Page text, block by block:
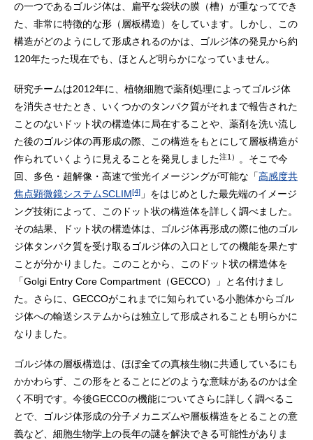
の一つであるゴルジ体は、扁平な袋状の膜（槽）が重なってでき
た、非常に特徴的な形（層板構造）をしています。しかし、この
構造がどのようにして形成されるのかは、ゴルジ体の発見から約
120年たった現在でも、ほとんど明らかになっていません。
研究チームは2012年に、植物細胞で薬剤処理によってゴルジ体
を消失させたとき、いくつかのタンパク質がそれまで報告された
ことのないドット状の構造体に局在することや、薬剤を洗い流し
た後のゴルジ体の再形成の際、この構造をもとにして層板構造が
作られていくように見えることを発見しました注1）
。そこで今
回、多色・超解像・高速で蛍光イメージングが可能な「高感度共
焦点顕微鏡システムSCLIM[4] 」をはじめとした最先端のイメージ
ング技術によって、このドット状の構造体を詳しく調べました。
その結果、ドット状の構造体は、ゴルジ体再形成の際に他のゴル
ジ体タンパク質を受け取るゴルジ体の入口としての機能を果たす
ことが分かりました。このことから、このドット状の構造体を
「Golgi Entry Core Compartment（GECCO）」と名付けまし
た。さらに、GECCOがこれまでに知られている小胞体からゴル
ジ体への輸送システムからは独立して形成されることも明らかに
なりました。
ゴルジ体の層板構造は、ほぼ全ての真核生物に共通しているにも
かかわらず、この形をとることにどのような意味があるのかは全
く不明です。今後GECCOの機能についてさらに詳しく調べるこ
とで、ゴルジ体形成の分子メカニズムや層板構造をとることの意
義など、細胞生物学上の長年の謎を解決できる可能性がありま